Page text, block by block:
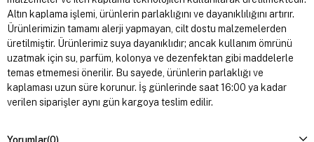
Altın kaplama işlemi, ürünlerin parlaklığını ve dayanıklılığını artırır.
Ürünlerimizin tamamı alerji yapmayan, cilt dostu malzemelerden
üretilmiştir. Ürünlerimiz suya dayanıklıdır; ancak kullanım ömrünü
uzatmak için su, parfüm, kolonya ve dezenfektan gibi maddelerle
temas etmemesi önerilir. Bu sayede, ürünlerin parlaklığı ve
kaplaması uzun süre korunur. İş günlerinde saat 16:00 ya kadar
verilen siparişler aynı gün kargoya teslim edilir.
Yorumlar(0)